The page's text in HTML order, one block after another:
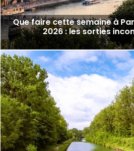
Que faire cette semaine à
2026 : les sorties